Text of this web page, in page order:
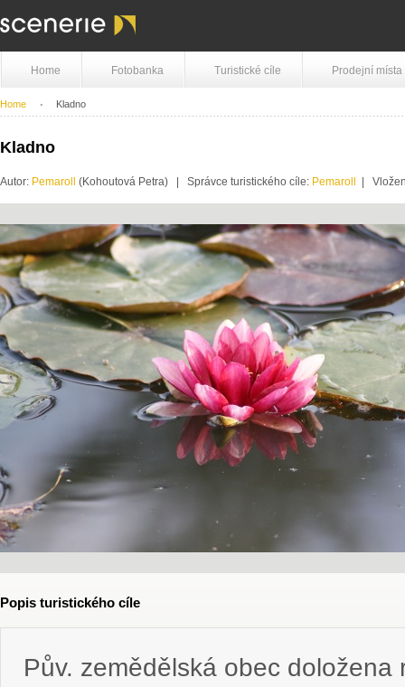
Home Fotobanka Turistické cíle Prodejní místa
Home Kladno
Kladno
Autor: Pemaroll (Kohoutová Petra) | Správce turistického cíle: Pemaroll |
Popis turistického cíle
Pův. zemědělská obec